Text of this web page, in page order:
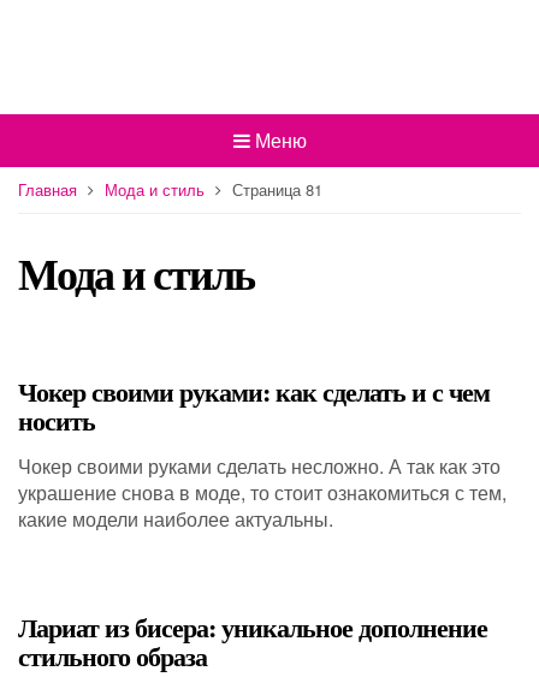
Меню
Главная Мода и стиль Страница 81
Мода и стиль
Чокер своими руками: как сделать и с чем
носить
Чокер своими руками сделать несложно. А так как это
украшение снова в моде, то стоит ознакомиться с тем,
какие модели наиболее актуальны.
Лариат из бисера: уникальное дополнение
стильного образа